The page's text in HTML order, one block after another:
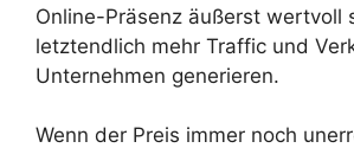
Online-Präsenz äußerst wertvoll
letztendlich mehr Traffic und
Unternehmen generieren.
Wenn der Preis immer noch